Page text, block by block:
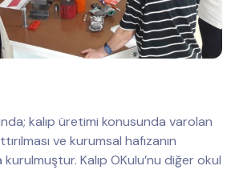
kalıp üretimi konusunda varolan
ve kurumsal hafızanın
kurulmuştur. Kalıp OKulu’nu diğer okul